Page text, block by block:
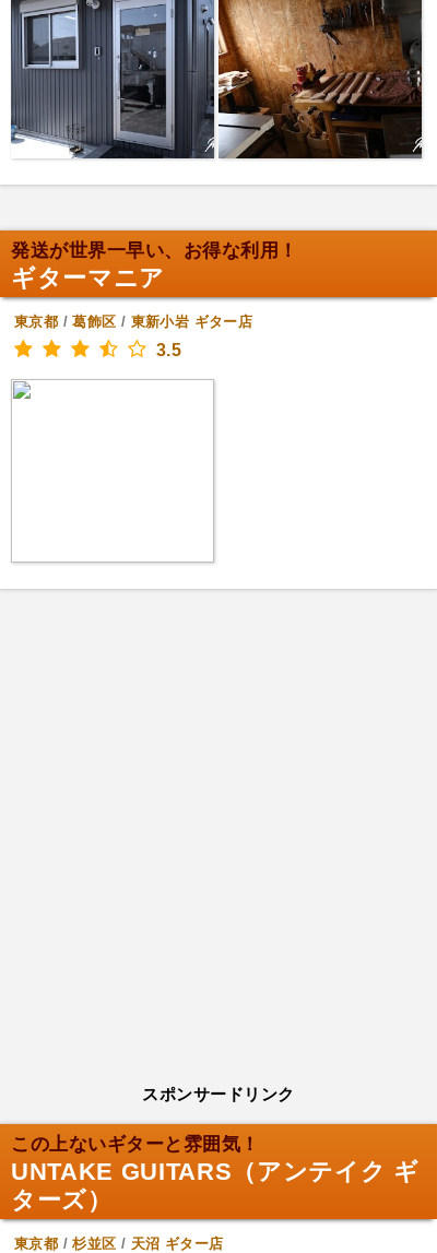
発送が世界一早い、お得な利用！
ギターマニア
東京都 /葛飾区 / 東新小岩 ギター店
3.5
スポンサードリンク
この上ないギターと雰囲気！
UNTAKE GUITARS（アンテイク ギ
ターズ）
東京都 /杉並区 / 天沼 ギター店